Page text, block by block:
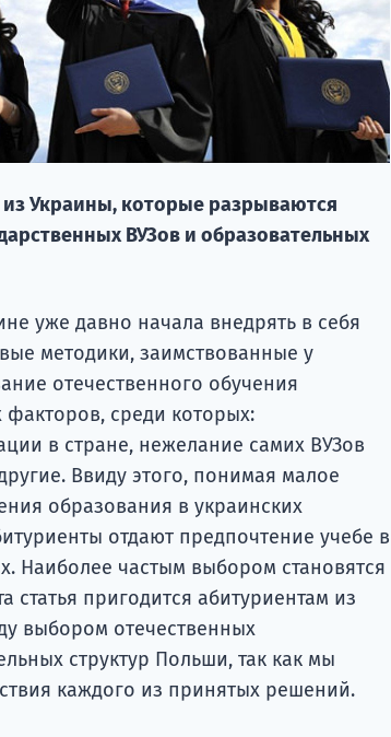
из Украины, которые разрываются
ВУЗов и образовательных
уже давно начала внедрять в себя
методики, заимствованные у
отечественного обучения
среди которых:
в стране, нежелание самих ВУЗов
Ввиду этого, понимая малое
образования в украинских
отдают предпочтение учебе в
Наиболее частым выбором становятся
статья пригодится абитуриентам из
выбором отечественных
структур Польши, так как мы
каждого из принятых решений.